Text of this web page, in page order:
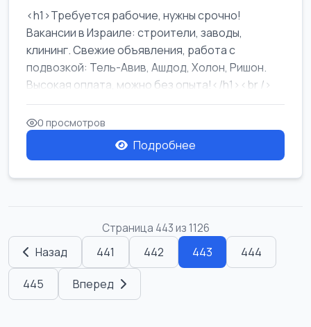
<h1>Требуется рабочие, нужны срочно!
Вакансии в Израиле: строители, заводы,
клининг. Свежие объявления, работа с
подвозкой: Тель-Авив, Ашдод, Холон, Ришон.
Высокая оплата, можно без опыта!</h1><br />
...
0 просмотров
Подробнее
Страница 443 из 1126
Назад 441 442 443 444
445 Вперед